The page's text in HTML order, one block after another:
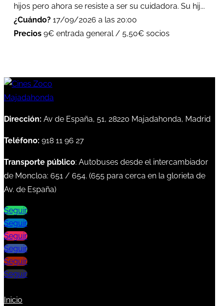
hijos pero ahora se resiste a ser su cuidadora. Su hij...
¿Cuándo? 17/09/2026 a las 20:00
Precios 9€ entrada general / 5,50€ socios
Dirección: Av de España, 51, 28220 Majadahonda, Madrid
Teléfono: 918 11 96 27
Transporte público: Autobuses desde el intercambiador
de Moncloa: 651 / 654. (655 para cerca en la glorieta de
Av. de España)
Seguir
Seguir
Seguir
Seguir
Seguir
Seguir
Inicio